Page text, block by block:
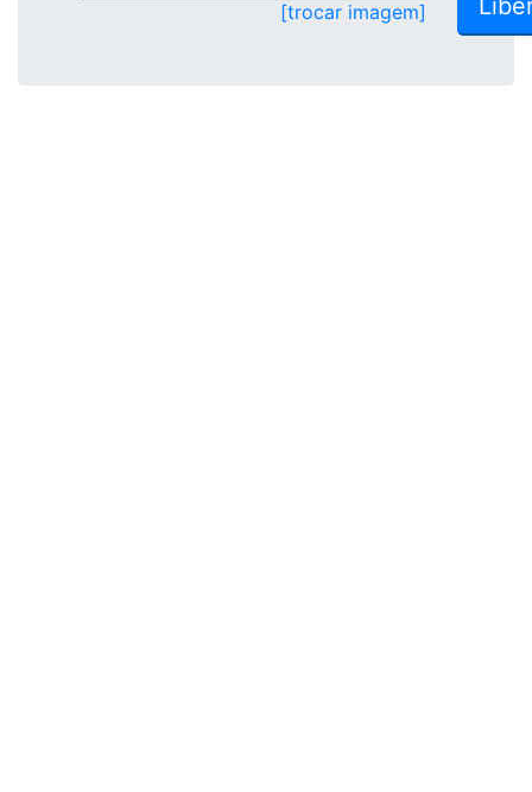
[trocar imagem]